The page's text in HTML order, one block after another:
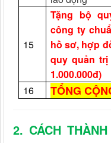
15
Tặng bộ
công ty
hồ sơ, hợp
quy quản
1.000.000đ)
16 TỔNG
2. CÁCH